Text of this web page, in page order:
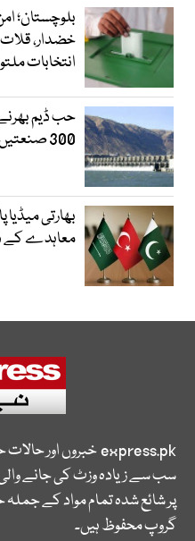
بلوچستان؛
خضدار،
انتخابات
حب ڈیم
300 صنعتیں بندش کے دہانے پر پہنچ گئیں
بھارتی
معاہدے کے
express.pkخبروں اور
سب سے زیادہ وزٹ کی جانے
پر شائع شدہ تمام مواد کے
گروپ محفوظ ہیں۔